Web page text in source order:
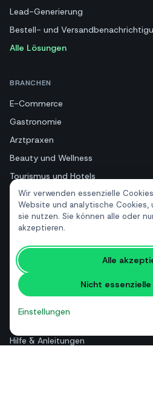
Wir verwenden essenzielle
Website und analytische Cookies,
sie nutzen. Sie können alle oder
akzeptieren.
Alle
Nicht essenzielle
Einstellungen
Lead-Generierung
Bestell- und
Alle Lösungen
BRANCHEN
E-Commerce
Gastronomie
Arztpraxen
Beauty und Wellness
Tourismus und Hotels
Immobilien
RESSOURCEN
Kostenlose Tools
Glossar
Vergleiche
Hilfe & Anleitungen